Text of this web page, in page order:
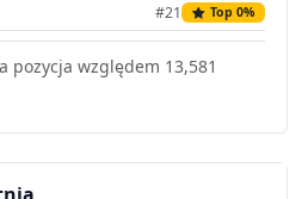
#21 Top 0%
pozycja względem 13,581